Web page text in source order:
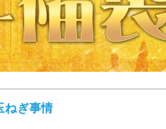
ねぎ事情